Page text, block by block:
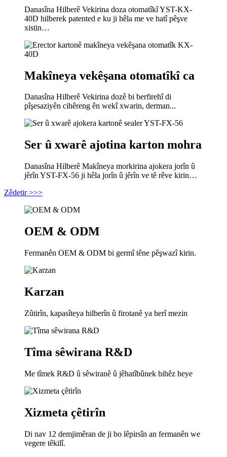
Danasîna Hilberê Vekirina doza otomatîkî YST-KX-
40D hilberek patented e ku ji hêla me ve hatî pêşve
xistin…
Makîneya vekêşana otomatîkî ca
Danasîna Hilberê Vekirina dozê bi berfirehî di
pîşesaziyên cihêreng ên wekî xwarin, derman...
Ser û xwarê ajotina karton mohra
Danasîna Hilberê Makîneya morkirina ajokera jorîn û
jêrîn YST-FX-56 ji hêla jorîn û jêrîn ve tê rêve kirin…
Zêdetir >>>
OEM & ODM
Fermanên OEM & ODM bi germî têne pêşwazî kirin.
Karzan
Zûtirîn, kapasîteya hilberîn û firotanê ya herî mezin
Tîma sêwirana R&D
Me tîmek R&D û sêwiranê û jêhatîbûnek bihêz heye
Xizmeta çêtirîn
Di nav 12 demjimêran de ji bo lêpirsîn an fermanên we
vegere têkilî.